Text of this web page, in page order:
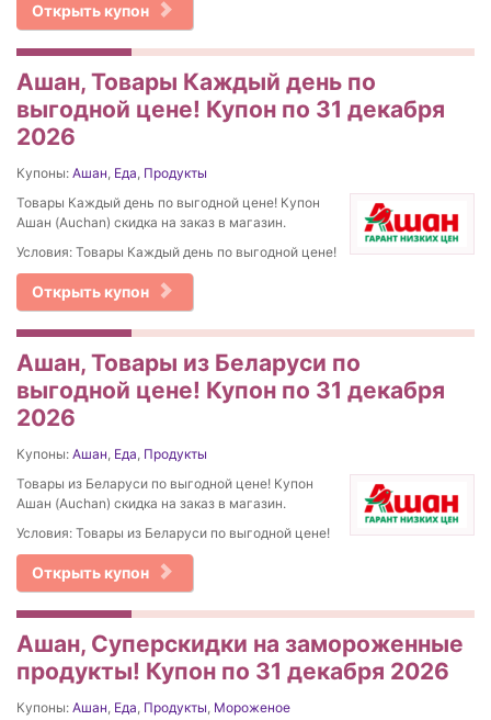
Открыть купон
Ашан, Товары Каждый день по
выгодной цене! Купон по 31 декабря
2026
Купоны: Ашан, Еда, Продукты
Товары Каждый день по выгодной цене! Купон
Ашан (Auchan) скидка на заказ в магазин.
Условия: Товары Каждый день по выгодной цене!
Открыть купон
Ашан, Товары из Беларуси по
выгодной цене! Купон по 31 декабря
2026
Купоны: Ашан, Еда, Продукты
Товары из Беларуси по выгодной цене! Купон
Ашан (Auchan) скидка на заказ в магазин.
Условия: Товары из Беларуси по выгодной цене!
Открыть купон
Ашан, Суперскидки на замороженные
продукты! Купон по 31 декабря 2026
Купоны: Ашан, Еда, Продукты, Мороженое